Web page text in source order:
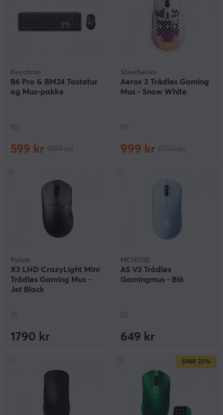
Keychron
B6 Pro & BM24 Tastatur
og Mus-pakke
(0)
599 kr
SteelSeries
Aerox 3 Trådløs Gaming
Mus - Snow White
(9)
999 kr
Pulsar
X3 LHD CrazyLight Mini
Trådløs Gaming Mus -
Jet Black
(1)
1790 kr
MCHOSE
A5 V3 Trådløs
Gamingmus - Blå
(2)
649 kr
SPAR 23%